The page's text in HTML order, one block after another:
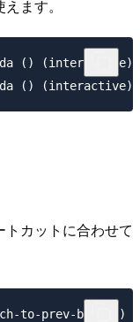
ます。
()
カットに合わせて
to-prev-buffer)